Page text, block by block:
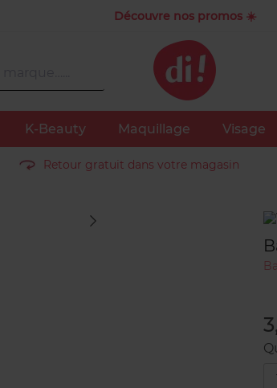
Découvre nos promos ☀️
K-Beauty Maquillage Visage
Retour gratuit dans votre magasin